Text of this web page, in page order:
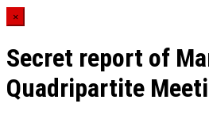
×
Secret report of
Quadripartite